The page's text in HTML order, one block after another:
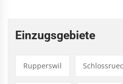
Einzugsgebiete
Rupperswil